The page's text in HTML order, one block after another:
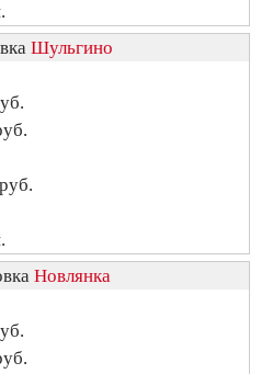
Шульгино
Новлянка